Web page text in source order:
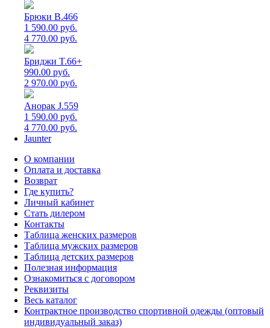
Брюки B.466
1 590.00 руб.
4 770.00 руб.
Бриджи T.66+
990.00 руб.
2 970.00 руб.
Анорак J.559
1 590.00 руб.
4 770.00 руб.
Jaunter
О компании
Оплата и доставка
Возврат
Где купить?
Личный кабинет
Стать дилером
Контакты
Таблица женских размеров
Таблица мужских размеров
Таблица детских размеров
Полезная информация
Ознакомиться с договором
Реквизиты
Весь каталог
Контрактное производство спортивной одежды (оптовый
индивидуальный заказ)